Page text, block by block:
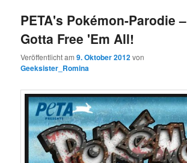
PETA's Pokémon-Parodie –
Gotta Free 'Em All!
Veröffentlicht am9. Oktober 2012von
Geeksister_Romina